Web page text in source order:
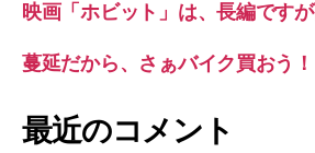
映画「ホビット」は、長編です
蔓延だから、さぁバイク買おう！
最近のコメント